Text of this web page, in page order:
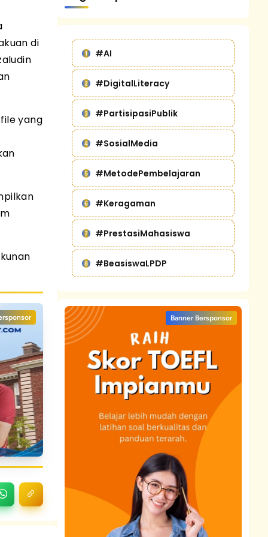
di
yang
#AI
#DigitalLiteracy
#PartisipasiPublik
#SosialMedia
#MetodePembelajaran
#Keragaman
#PrestasiMahasiswa
#BeasiswaLPDP
Banner Bersponsor